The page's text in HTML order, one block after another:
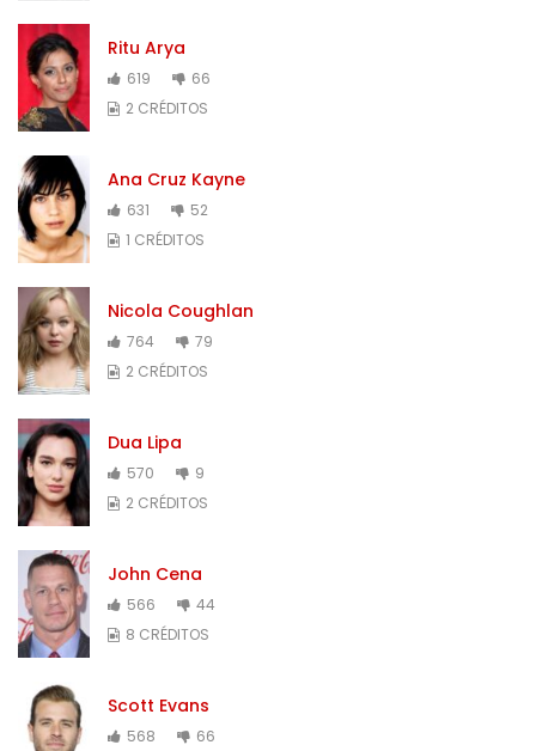
Ritu Arya
619
66
2 CRÉDITOS
Ana Cruz Kayne
631
52
1 CRÉDITOS
Nicola Coughlan
764
79
2 CRÉDITOS
Dua Lipa
570
9
2 CRÉDITOS
John Cena
566
44
8 CRÉDITOS
Scott Evans
568
66